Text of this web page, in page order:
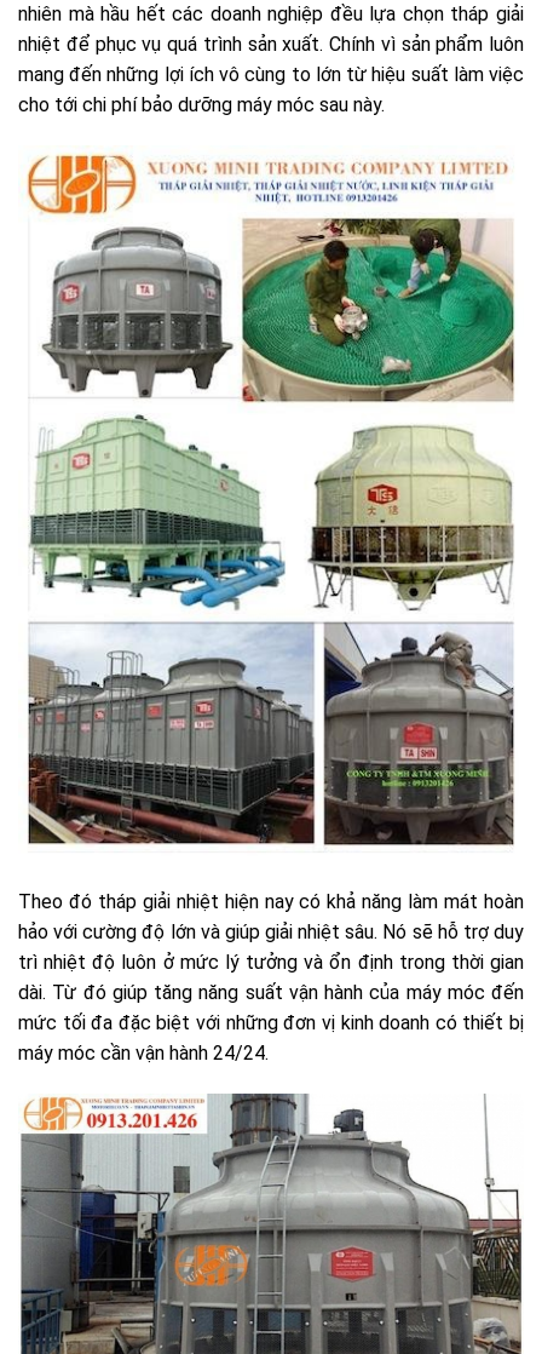
nhiên mà hầu hết các doanh nghiệp đều lựa chọn tháp giải
nhiệt để phục vụ quá trình sản xuất. Chính vì sản phẩm luôn
mang đến những lợi ích vô cùng to lớn từ hiệu suất làm việc
cho tới chi phí bảo dưỡng máy móc sau này.
Theo đó tháp giải nhiệt hiện nay có khả năng làm mát hoàn
hảo với cường độ lớn và giúp giải nhiệt sâu. Nó sẽ hỗ trợ duy
trì nhiệt độ luôn ở mức lý tưởng và ổn định trong thời gian
dài. Từ đó giúp tăng năng suất vận hành của máy móc đến
mức tối đa đặc biệt với những đơn vị kinh doanh có thiết bị
máy móc cần vận hành 24/24.